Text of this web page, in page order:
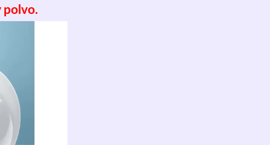
polvo.